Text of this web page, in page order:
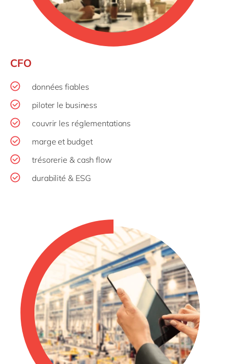
CFO
données fiables
piloter le business
couvrir les réglementations
marge et budget
trésorerie & cash flow
durabilité & ESG